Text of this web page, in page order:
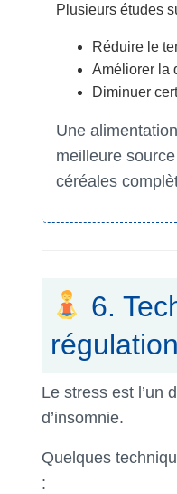
Plusieurs études
Réduire le
Améliorer la
Diminuer
Une
meilleure
céréales
6.
Le stress est l’un
d’insomnie.
Quelques
: